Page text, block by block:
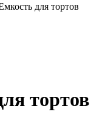
для тортов
тортов